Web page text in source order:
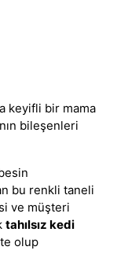
keyifli bir mama
bileşenleri
bu renkli taneli
ve müşteri
tahılsız kedi
olup